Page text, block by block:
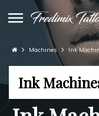
Machines Ink
Ink